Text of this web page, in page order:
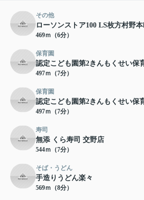
その他
ローソンストア100 LS枚方村野
469ｍ（6分）
保育園
認定こども園第2きんもくせい保
497ｍ（7分）
保育園
認定こども園第2きんもくせい保
497ｍ（7分）
寿司
無添 くら寿司 交野店
544ｍ（7分）
そば・うどん
手造りうどん楽々
569ｍ（8分）